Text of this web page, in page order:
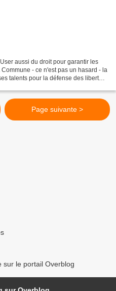
aussi du droit pour garantir les
- ce n'est pas un hasard - la
talents pour la défense des libertés
Page suivante >
sur le portail Overblog